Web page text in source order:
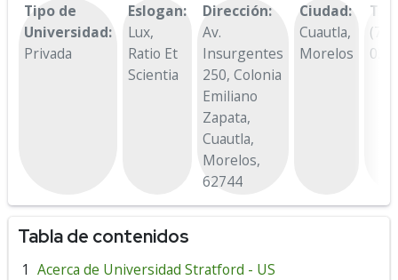
Tipo de
Universidad:
Privada
Eslogan:
Lux,
Ratio Et
Scientia
Dirección:
Av.
Insurgentes
250, Colonia
Emiliano
Zapata,
Cuautla,
Morelos,
62744
Ciudad:
Cuautla,
Morelos
Tabla de contenidos
Acerca de Universidad Stratford - US